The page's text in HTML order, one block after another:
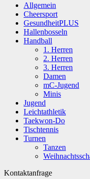
Allgemein
Cheersport
GesundheitPLUS
Hallenbosseln
Handball
1. Herren
2. Herren
3. Herren
Damen
mC-Jugend
Minis
Jugend
Leichtathletik
Taekwon-Do
Tischtennis
Turnen
Tanzen
Kontaktanfrage